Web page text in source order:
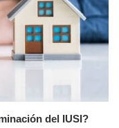
del IUSI?